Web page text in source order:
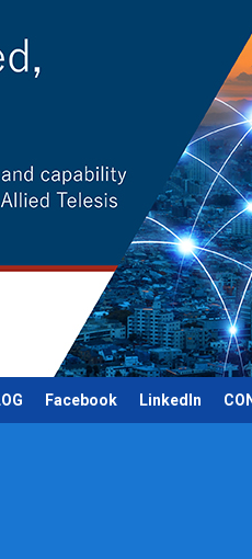
Facebook LinkedIn